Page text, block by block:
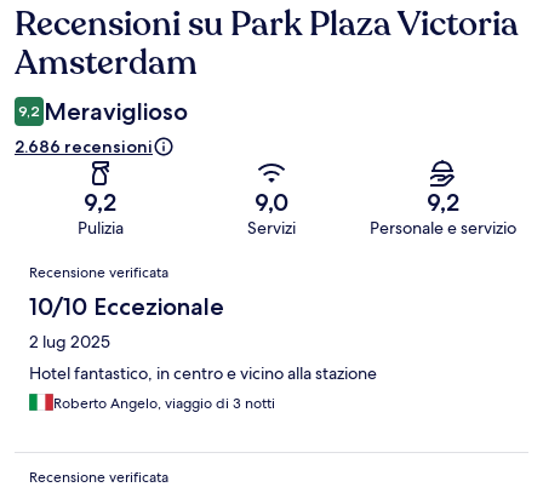
Recensioni
Recensioni su Park Plaza Victoria
Amsterdam
9,2 Meraviglioso
2.686 recensioni
9,2
Pulizia
9,0
Servizi
9,2
Personale e servizio
Recensioni
Recensione verificata
10/10 Eccezionale
2 lug 2025
Hotel fantastico, in centro e vicino alla stazione
Roberto Angelo, viaggio di 3 notti
Recensione verificata